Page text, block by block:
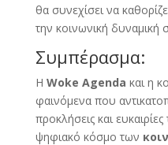
θα συνεχίσει να καθορίζει
την κοινωνική δυναμική
Συμπέρασμα:
Η Woke Agenda και η
φαινόμενα που
προκλήσεις και
ψηφιακό κόσμο των